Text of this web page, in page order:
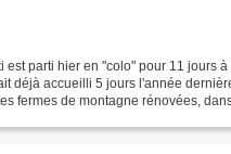
est parti hier en "colo" pour 11 jours à
déjà accueilli 5 jours l'année
fermes de montagne rénovées,